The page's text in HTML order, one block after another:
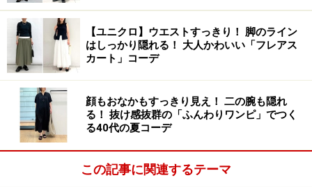
ジーユー ティアードシャツワンピース 2990円（税込）※
一部店舗およびオンラインストアのみ販売
ジーユーの中でも、特にワンピースは売り切れるのが早
い人気アイテム。今シーズンは写真の「ティアードシャ
ツワンピース」に注目！ スカートの部分が段になってい
るティアードデザインが華やかで、袖の裾にもギャザー
【ユニクロ】ウエストすっきり！ 脚のライン
はしっかり隠れる！ 大人かわいい「フレアス
カート」コーデ
顔もおなかもすっきり見え！ 二の腕も隠れ
る！ 抜け感抜群の「ふんわりワンピ」でつく
る40代の夏コーデ
この記事に関連するテーマ